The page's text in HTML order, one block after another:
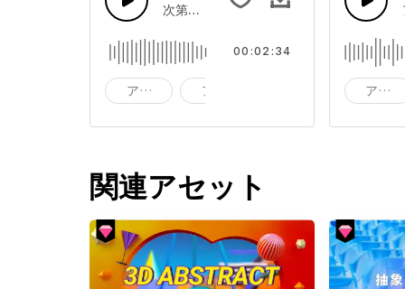
次第にフェードアウトするアンビエント
アコースティックアコースティックギター
アンビエント
00:02:34
アン
関連アセット